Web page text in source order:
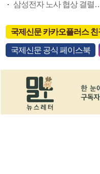
삼성전자 노사 협상 결렬
국제신문 카카오플러스 친
국제신문 공식 페이스북